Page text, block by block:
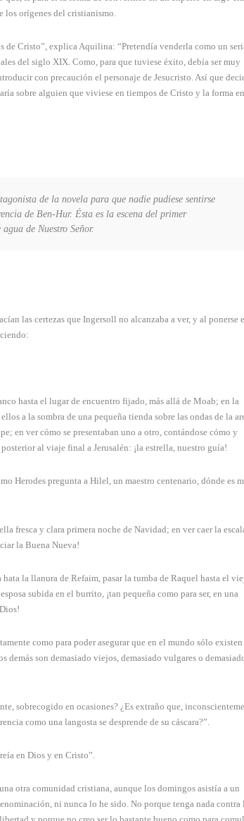
los orígenes del cristianismo.
de Cristo”, explica Aquilina: “Pretendía venderla como un
del siglo XIX. Como, para que tuviese éxito, debía ser muy
con precaución el personaje de Jesucristo. Así que
sobre alguien que viviese en tiempos de Cristo y la forma
de la novela para que nadie pudiese sentirse
de Ben-Hur. Ésta es la escena del primer
de Nuestro Señor.
las certezas que Ingersoll no alcanzaba a ver, y al ponerse
hasta el lugar de encuentro fijado, más allá de Moab; en la
a la sombra de una pequeña tienda sobre las ondas de la
en ver cómo se presentaban uno a otro, contándose cómo y
al viaje final a Jerusalén: ¡la estrella, nuestro guía!
Herodes pregunta a Hilel, un maestro centenario, dónde es
fresca y clara primera noche de Navidad; en ver caer la
la Buena Nueva!
la llanura de Refaim, pasar la tumba de Raquel hasta el
subida en el burrito, ¡tan pequeña como para ser, en una
como para poder asegurar que en el mundo sólo
son demasiado viejos, demasiado vulgares o
sobrecogido en ocasiones? ¿Es extraño que,
como una langosta se desprende de su cáscara?”.
en Dios y en Cristo”.
otra comunidad cristiana, aunque los domingos asistía a un
ni nunca lo he sido. No porque tenga nada contra